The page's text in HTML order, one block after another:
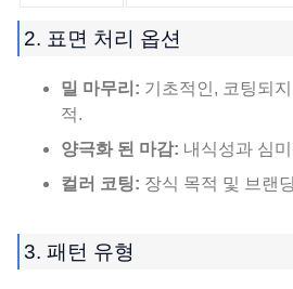
2. 표면 처리 옵션
밀 마무리: 기초적인, 코팅되
적.
양극화 된 마감: 내식성과 심
컬러 코팅: 장식 목적 및 브랜
3. 패턴 유형